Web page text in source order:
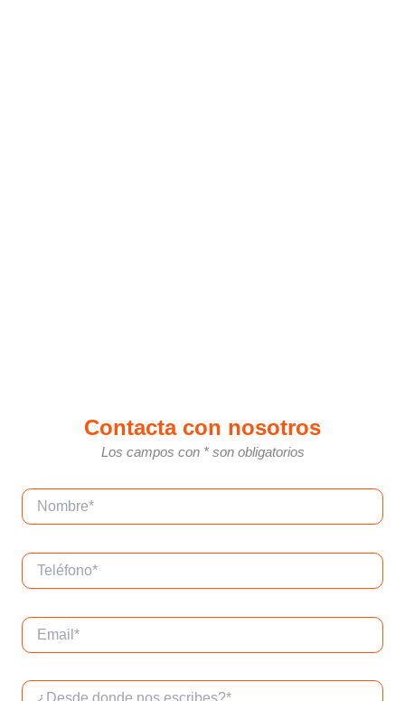
Contacta con nosotros
Los campos con * son obligatorios